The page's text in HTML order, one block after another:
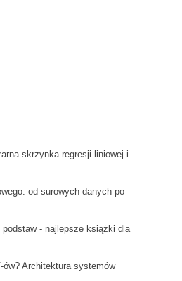
skrzynka regresji liniowej i
od surowych danych po
- najlepsze książki dla
Architektura systemów